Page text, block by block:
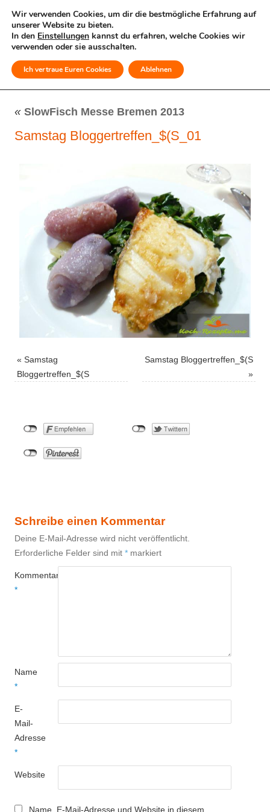
MENÜ
« SlowFisch Messe Bremen 2013
Samstag Bloggertreffen_$(S_01
« Samstag
Bloggertreffen_$(S
Samstag Bloggertreffen_$(S
»
Schreibe einen Kommentar
Deine E-Mail-Adresse wird nicht veröffentlicht.
Erforderliche Felder sind mit * markiert
Kommentar
*
Name
*
E-
Mail-
Adresse
*
Website
Name, E-Mail-Adresse und Website in diesem
Wir verwenden Cookies, um dir die bestmögliche Erfahrung auf
unserer Website zu bieten.
In den Einstellungen kannst du erfahren, welche Cookies wir
verwenden oder sie ausschalten.
Ich vertraue Euren Cookies Ablehnen